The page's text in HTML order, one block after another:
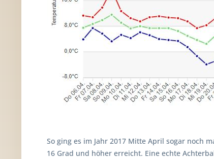
So ging es im Jahr 2017 Mitte April sogar noch
16 Grad und höher erreicht. Eine echte